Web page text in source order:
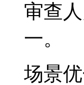
审查人
一。
场景